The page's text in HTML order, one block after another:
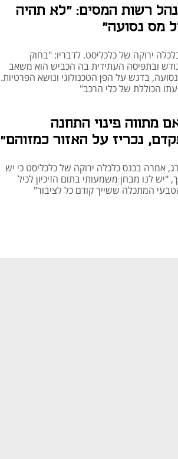
רשות המסים: "לא תהיה
מס נסועה"
ירוקה של כלכליסט. לדבריו: "בחוק
ובתפיסה העתידית בה הכביש הוא משאב
בדגש על הפן הטכנולוגי ונושא הפרטיות.
הכוללת של כלי הרכב"
מתווה פינוי התחנה
נכריז על האזור כמזוהם״
אמרה בכנס כלכלה ירוקה של כלכליסט כי יש
לנו מבחן משמעותי בתום הזיכיון לכיל
המתכלה ששייך קודם כל לציבור"